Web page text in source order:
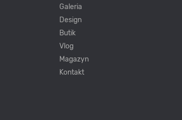
Galeria
Design
Butik
Vlog
Magazyn
Kontakt